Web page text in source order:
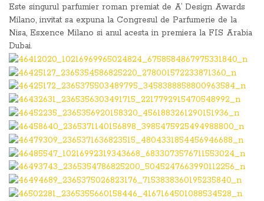
Este singurul parfumier roman premiat de A’ Design Awards
Milano, invitat sa expuna la Congresul de Parfumerie de la
Nisa, Esxence Milano si anul acesta in premiera la FIS Arabia
Dubai.